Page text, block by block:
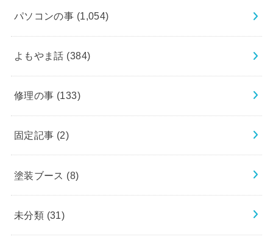
パソコンの事 (1,054)
よもやま話 (384)
修理の事 (133)
固定記事 (2)
塗装ブース (8)
未分類 (31)